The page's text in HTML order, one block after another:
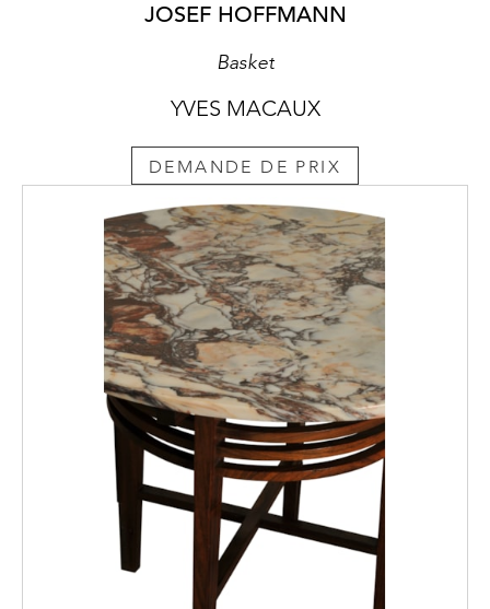
JOSEF HOFFMANN
Basket
YVES MACAUX
DEMANDE DE PRIX